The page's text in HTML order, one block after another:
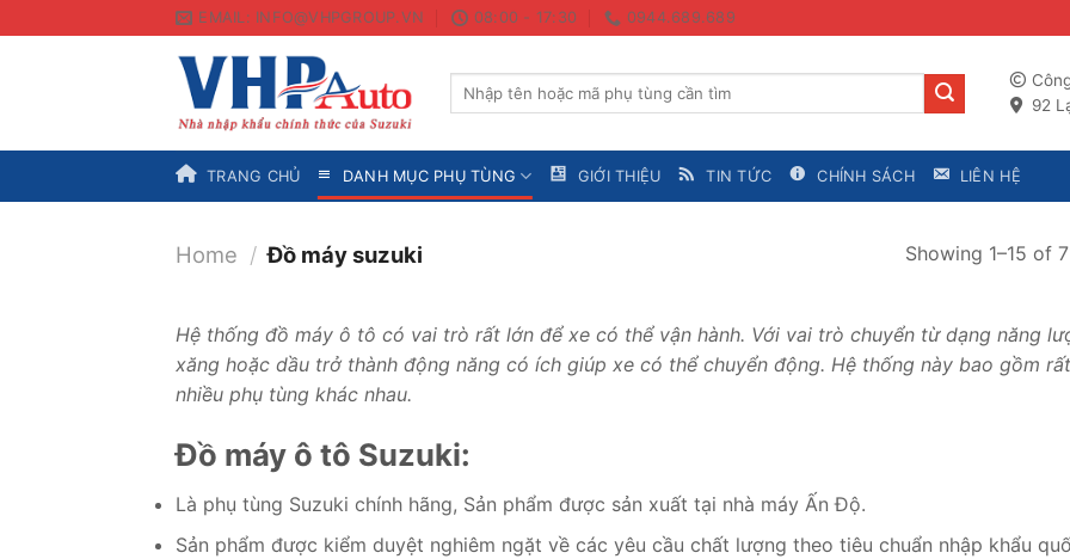
to
EMAIL: INFO@VHPGROUP.VN 08:00 - 17:30 0944.689.689
Search
92
TRANG CHỦ DANH MỤC PHỤ TÙNG GIỚI THIỆU TIN TỨC CHÍNH SÁCH LIÊN HỆ
Home / Đồ máy suzuki Showing 1–15 of
Hệ thống đồ máy ô tô có vai trò rất lớn để xe có thể vận hành. Với vai trò chuyển từ dạng năng
xăng hoặc dầu trở thành động năng có ích giúp xe có thể chuyển động. Hệ thống này bao gồm rất
nhiều phụ tùng khác nhau.
Đồ máy ô tô Suzuki:
Là phụ tùng Suzuki chính hãng, Sản phẩm được sản xuất tại nhà máy Ấn Độ.
Sản phẩm được kiểm duyệt nghiêm ngặt về các yêu cầu chất lượng theo tiêu chuẩn nhập khẩu